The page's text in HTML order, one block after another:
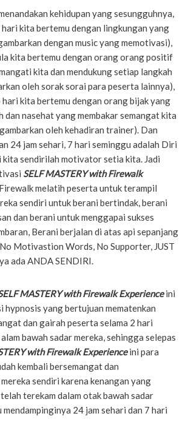
kehidupan yang sesungguhnya,
kita bertemu dengan lingkungan yang
dengan music yang memotivasi),
kita bertemu dengan orang orang positif
kita dan mendukung setiap langkah
oleh sorak sorai para peserta lainnya),
kita bertemu dengan orang bijak yang
dan nasehat yang membakar semangat kita
oleh kehadiran trainer). Dan
24 jam sehari, 7 hari seminggu adalah Diri
kita sendirilah motivator setia kita. Jadi
SELF MASTERY with Firewalk
melatih peserta untuk terampil
sendiri untuk berani bertindak, berani
dan berani untuk menggapai sukses
Berani berjalan di atas api sepanjang
Motivastion Words, No Supporter, JUST
ada ANDA SENDIRI.
MASTERY with Firewalk Experienceini
hypnosis yang bertujuan mematenkan
dan gairah peserta selama 2 hari
bawah sadar mereka, sehingga selepas
with Firewalk Experienceini para
kembali bersemangat dan
sendiri karena kenangan yang
terekam dalam otak bawah sadar
mendampinginya 24 jam sehari dan 7 hari